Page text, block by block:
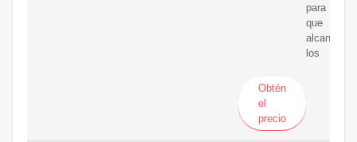
para
que
alcancen
los
Obtén
el
precio